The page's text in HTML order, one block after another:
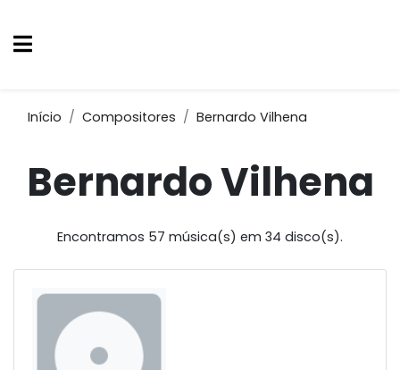
Início Compositores Bernardo Vilhena
Bernardo Vilhena
Encontramos 57 música(s) em 34 disco(s).